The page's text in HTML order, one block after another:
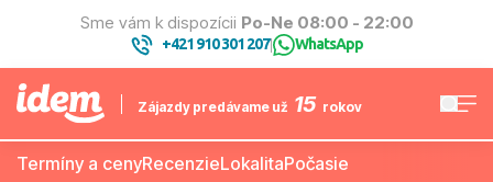
Sme vám k dispozícii Po-Ne 08:00 - 22:00
+421 910 301 207| WhatsApp
Zájazdy predávame už 15 rokov
Termíny a cenyRecenzieLokalitaPočasie